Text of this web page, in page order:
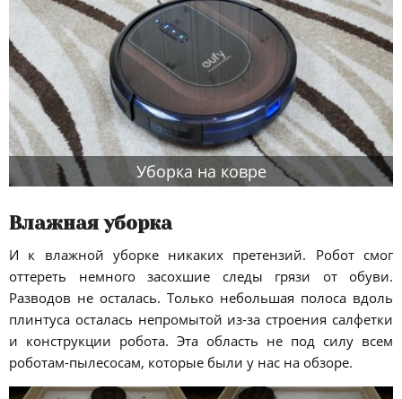
Уборка на ковре
Влажная уборка
И к влажной уборке никаких претензий. Робот смог
оттереть немного засохшие следы грязи от обуви.
Разводов не осталась. Только небольшая полоса вдоль
плинтуса осталась непромытой из-за строения салфетки
и конструкции робота. Эта область не под силу всем
роботам-пылесосам, которые были у нас на обзоре.